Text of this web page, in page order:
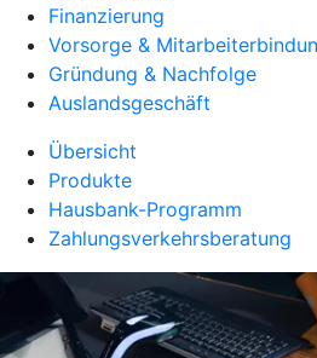
Finanzierung
Vorsorge &
Gründung & Nachfolge
Auslandsgeschäft
Übersicht
Produkte
Hausbank-Programm
Zahlungsverkehrsberatung